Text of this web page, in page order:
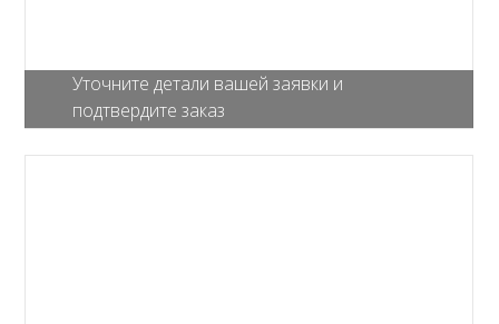
Уточните детали вашей заявки и
подтвердите заказ